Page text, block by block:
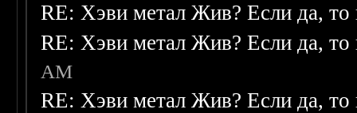
RE: Хэви метал Жив? Если да, то
RE: Хэви метал Жив? Если да, то
AM
RE: Хэви метал Жив? Если да, то